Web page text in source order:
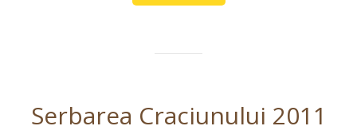
Serbarea Craciunului 2011